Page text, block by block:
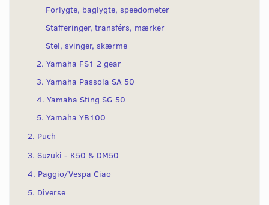
Forlygte, baglygte, speedometer
Stafferinger, transférs, mærker
Stel, svinger, skærme
2. Yamaha FS1 2 gear
3. Yamaha Passola SA 50
4. Yamaha Sting SG 50
5. Yamaha YB100
2. Puch
3. Suzuki - K50 & DM50
4. Paggio/Vespa Ciao
5. Diverse